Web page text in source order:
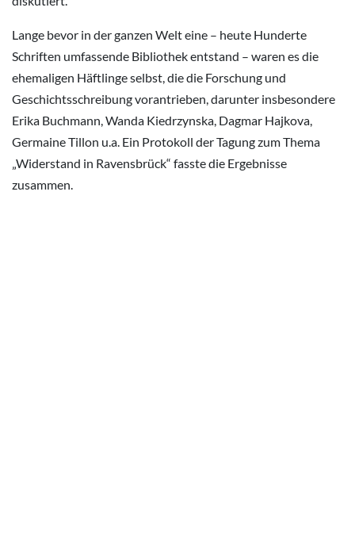
Lange bevor in der ganzen Welt eine – heute Hunderte
Schriften umfassende Bibliothek entstand – waren es die
ehemaligen Häftlinge selbst, die die Forschung und
Geschichtsschreibung vorantrieben, darunter insbesondere
Erika Buchmann, Wanda Kiedrzynska, Dagmar Hajkova,
Germaine Tillon u.a. Ein Protokoll der Tagung zum Thema
„Widerstand in Ravensbrück“ fasste die Ergebnisse
zusammen.